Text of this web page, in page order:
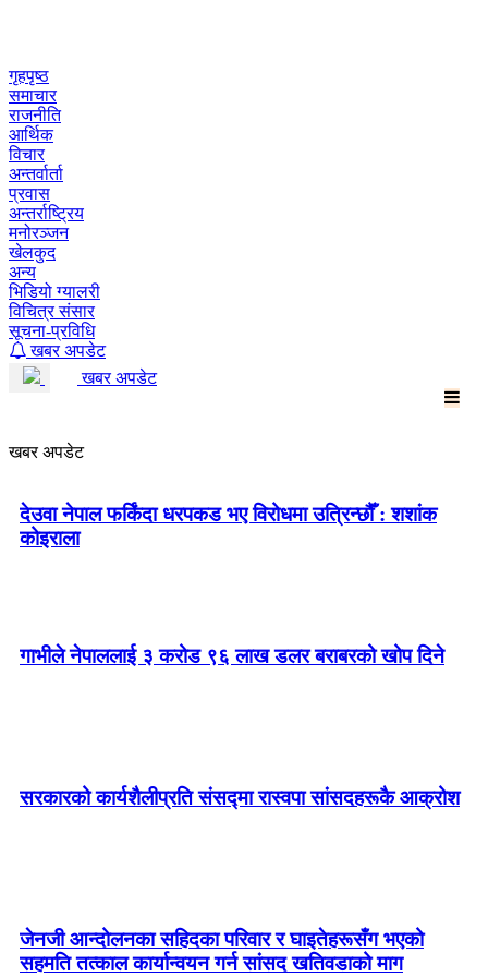
गृहपृष्ठ
समाचार
राजनीति
आर्थिक
विचार
अन्तर्वार्ता
प्रवास
अन्तर्राष्ट्रिय
मनोरञ्जन
खेलकुद
अन्य
भिडियो ग्यालरी
विचित्र संसार
सूचना-प्रविधि
खबर अपडेट
खबर अपडेट
खबर अपडेट
देउवा नेपाल फर्किंदा धरपकड भए विरोधमा उत्रिन्छौँ : शशांक
कोइराला
गाभीले नेपाललाई ३ करोड ९६ लाख डलर बराबरको खोप दिने
सरकारको कार्यशैलीप्रति संसद्‍मा रास्वपा सांसदहरूकै आक्रोश
जेनजी आन्दोलनका सहिदका परिवार र घाइतेहरूसँग भएको
सहमति तत्काल कार्यान्वयन गर्न सांसद खतिवडाको माग